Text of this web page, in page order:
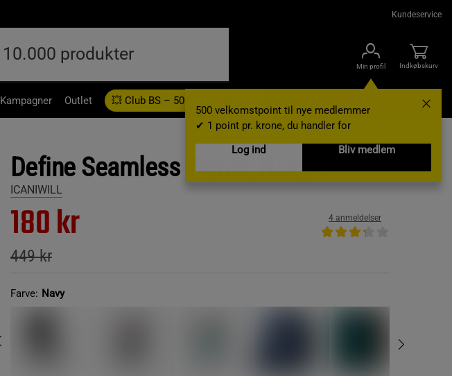
Kundeservice
Min profil
500 velkomstpoint til nye medlemmer
✔ 1 point pr. krone, du handler for
Log ind
Bliv medlem
Indkøbskurv
Kampagner Outlet 💥 Club BS – 500 velkomstpoint Gavekort
Define Seamless Tights, Navy, L
ICANIWILL
180 kr
449 kr
4 anmeldelser
Farve: Navy